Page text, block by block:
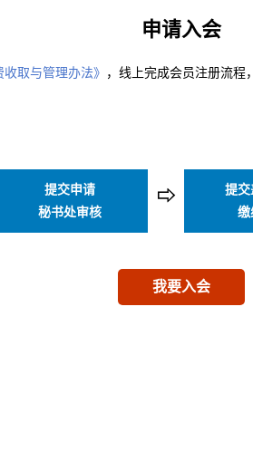
申请入会
收取与管理办法》 ，线上完成会员注册流程
提交申请
秘书处审核
⇨
提交
缴
我要入会